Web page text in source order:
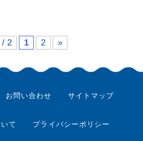
/ 2 1 2 »
お問い合わせ サイトマップ
て プライバシーポリシー